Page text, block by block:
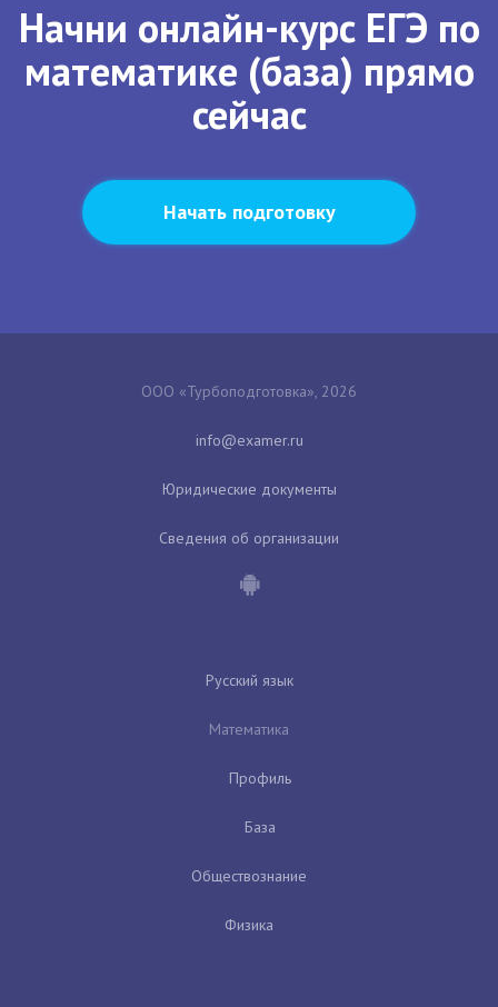
Начни онлайн-курс ЕГЭ по
математике (база) прямо
сейчас
Начать подготовку
ООО «Турбоподготовка», 2026
Юридические документы
Сведения об организации
Русский язык
Математика
Профиль
База
Обществознание
Физика